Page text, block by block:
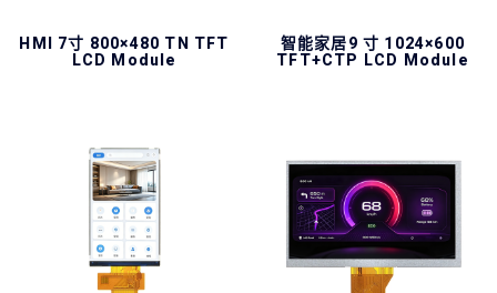
HMI 7寸 800×480 TN TFT
LCD Module
智能家居9 寸 1024×600
TFT+CTP LCD Module